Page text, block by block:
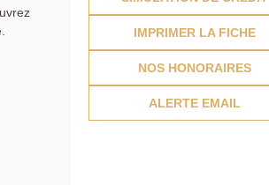
IMPRIMER LA FICHE
NOS HONORAIRES
ALERTE EMAIL